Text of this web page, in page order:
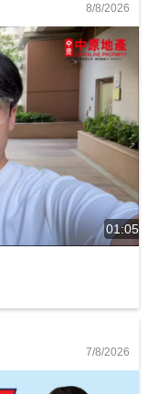
8/8/2026
01:05
7/8/2026